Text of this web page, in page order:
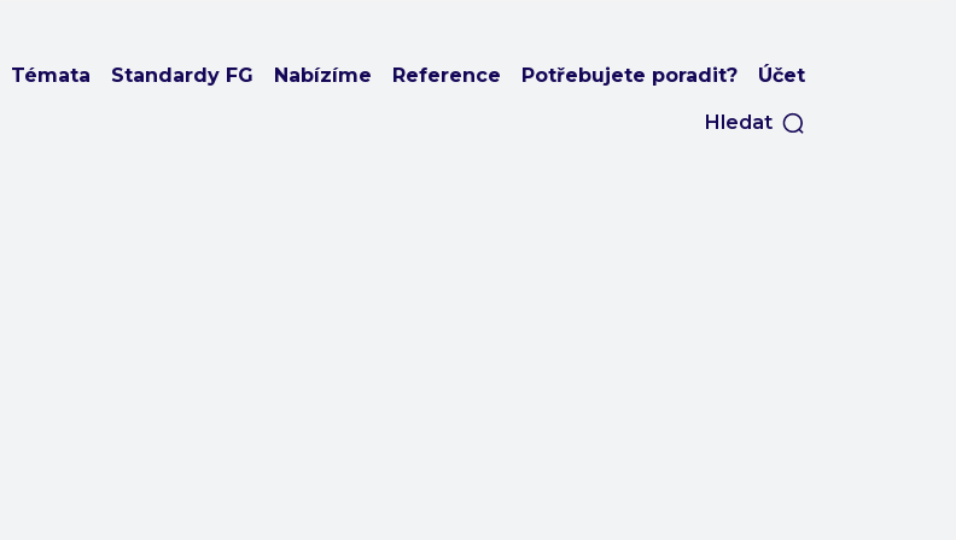
Témata Standardy FG Nabízíme Reference Potřebujete poradit? Účet
Hledat